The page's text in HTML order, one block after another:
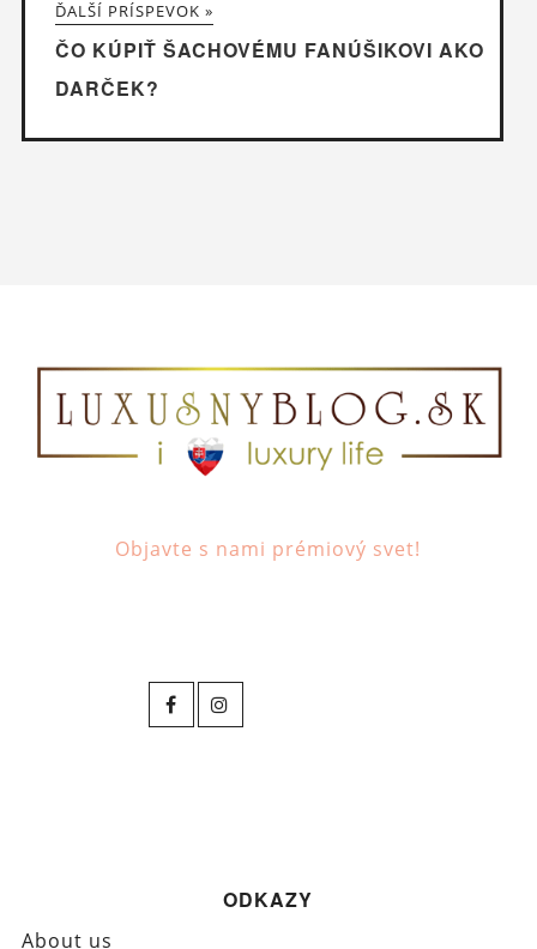
ĎALŠÍ PRÍSPEVOK »
ČO KÚPIŤ ŠACHOVÉMU FANÚŠIKOVI AKO
DARČEK?
Objavte s nami prémiový svet!
ODKAZY
About us